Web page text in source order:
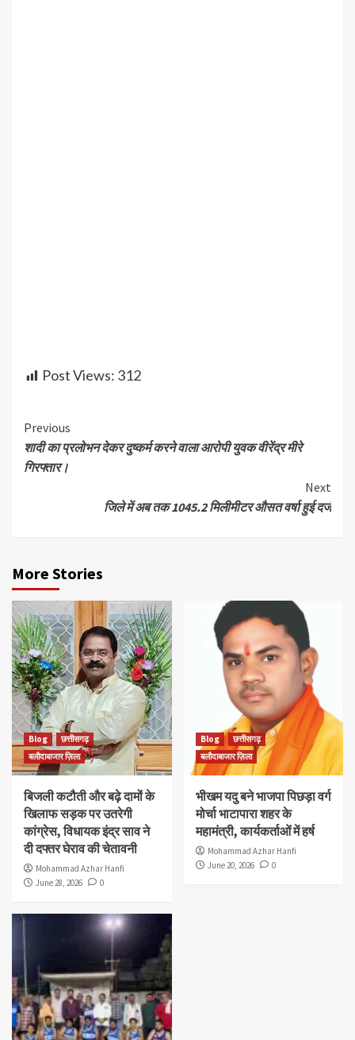
Post Views: 312
Continue
Reading
Previous
शादी का प्रलोभन देकर दुष्कर्म करने वाला आरोपी युवक वीरेंद्र मीरे
गिरफ्तार।
Next
जिले में अब तक 1045.2 मिलीमीटर औसत वर्षा हुई दर्ज
More Stories
Blog
छत्तीसगढ़
बलौदाबाजार ज़िला
बिजली कटौती और बढ़े दामों के
खिलाफ सड़क पर उतरेगी
कांग्रेस, विधायक इंद्र साव ने
दी दफ्तर घेराव की चेतावनी
Mohammad Azhar Hanfi
June 28, 2026
0
Blog
छत्तीसगढ़
बलौदाबाजार ज़िला
भीखम यदु बने भाजपा पिछड़ा वर्ग
मोर्चा भाटापारा शहर के
महामंत्री, कार्यकर्ताओं में हर्ष
Mohammad Azhar Hanfi
June 20, 2026
0